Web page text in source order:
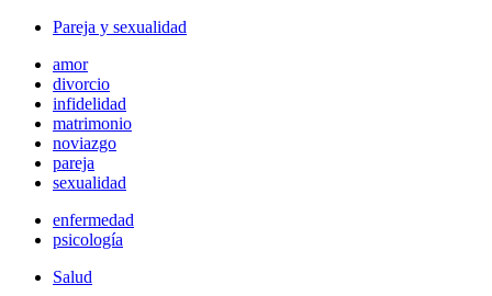
Pareja y sexualidad
amor
divorcio
infidelidad
matrimonio
noviazgo
pareja
sexualidad
enfermedad
psicología
Salud